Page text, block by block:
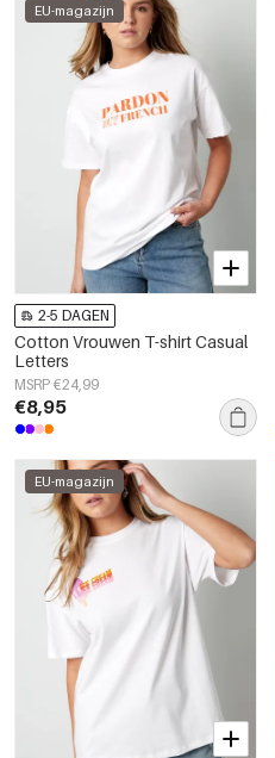
EU-magazijn
2-5 DAGEN
Cotton Vrouwen T-shirt Casual
Letters
MSRP €24,99
€8,95
EU-magazijn